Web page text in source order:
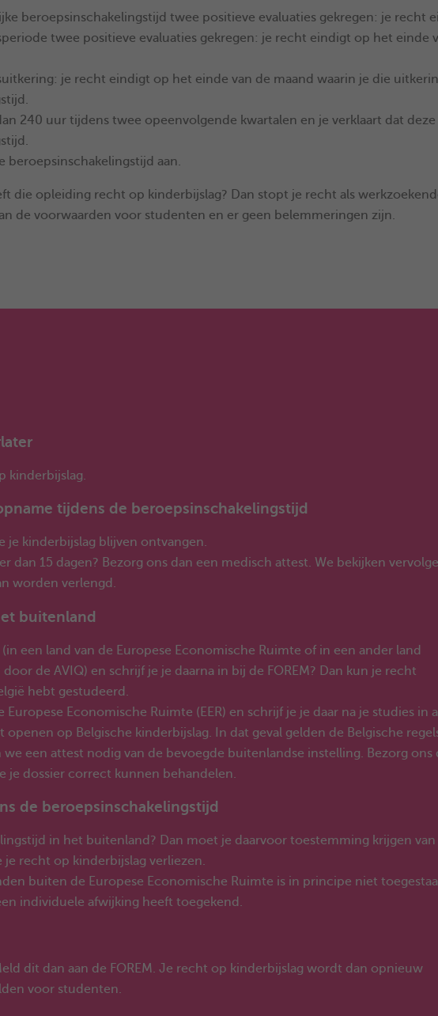
beroepsinschakelingstijd twee positieve evaluaties gekregen: je recht
twee positieve evaluaties gekregen: je recht eindigt op het einde
je recht eindigt op het einde van de maand waarin je die
240 uur tijdens twee opeenvolgende kwartalen en je verklaart dat
beroepsinschakelingstijd aan.
die opleiding recht op kinderbijslag? Dan stopt je recht als
de voorwaarden voor studenten en er geen belemmeringen zijn.
kinderbijslag.
tijdens de beroepsinschakelingstijd
je kinderbijslag blijven ontvangen.
dan 15 dagen? Bezorg ons dan een medisch attest. We bekijken
worden verlengd.
buitenland
een land van de Europese Economische Ruimte of in een ander land
de AVIQ) en schrijf je je daarna in bij de FOREM? Dan kun je recht
hebt gestudeerd.
Economische Ruimte (EER) en schrijf je je daar na je studies in
op Belgische kinderbijslag. In dat geval gelden de Belgische
een attest nodig van de bevoegde buitenlandse instelling. Bezorg ons
je dossier correct kunnen behandelen.
de beroepsinschakelingstijd
in het buitenland? Dan moet je daarvoor toestemming krijgen van
je recht op kinderbijslag verliezen.
buiten de Europese Economische Ruimte is in principe niet
individuele afwijking heeft toegekend.
dit dan aan de FOREM. Je recht op kinderbijslag wordt dan opnieuw
voor studenten.